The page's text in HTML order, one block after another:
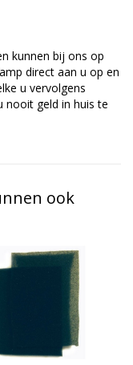
kunnen bij ons op
direct aan u op en
u vervolgens
nooit geld in huis te
ook